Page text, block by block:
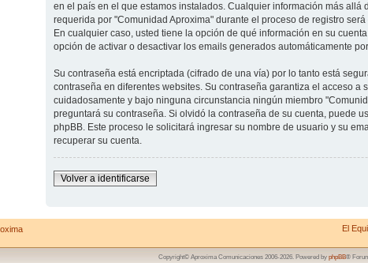
en el país en el que estamos instalados. Cualquier información más allá
requerida por "Comunidad Aproxima" durante el proceso de registro
En cualquier caso, usted tiene la opción de qué información en su
opción de activar o desactivar los emails generados automáticamente
Su contraseña está encriptada (cifrado de una vía) por lo tanto está
contraseña en diferentes websites. Su contraseña garantiza el acceso a
cuidadosamente y bajo ninguna circunstancia ningún miembro
preguntará su contraseña. Si olvidó la contraseña de su cuenta, puede
phpBB. Este proceso le solicitará ingresar su nombre de usuario y su
recuperar su cuenta.
Volver a identificarse
El
Copyright© Aproxima Comunicaciones 2006-2026. Powered by phpBB®